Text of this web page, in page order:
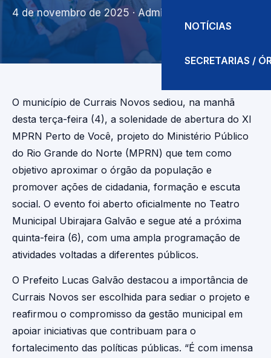
NOTÍCIAS
SECRETARIAS /
4 de novembro de 2025 · Admin
O município de Currais Novos sediou, na manhã
desta terça-feira (4), a solenidade de abertura do XI
MPRN Perto de Você, projeto do Ministério Público
do Rio Grande do Norte (MPRN) que tem como
objetivo aproximar o órgão da população e
promover ações de cidadania, formação e escuta
social. O evento foi aberto oficialmente no Teatro
Municipal Ubirajara Galvão e segue até a próxima
quinta-feira (6), com uma ampla programação de
atividades voltadas a diferentes públicos.
O Prefeito Lucas Galvão destacou a importância de
Currais Novos ser escolhida para sediar o projeto e
reafirmou o compromisso da gestão municipal em
apoiar iniciativas que contribuam para o
fortalecimento das políticas públicas. “É com imensa